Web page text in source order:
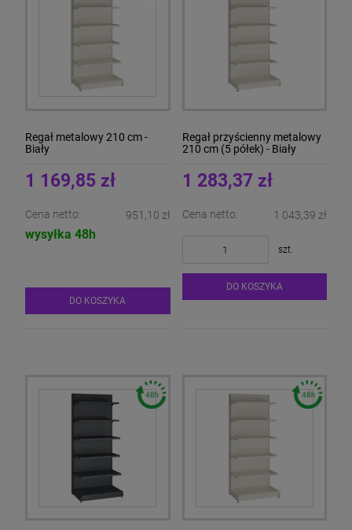
Regał metalowy 210 cm -
Biały
1 169,85 zł
Cena netto: 951,10 zł
wysyłka 48h
DO KOSZYKA
Regał przyścienny metalowy
210 cm (5 półek) - Biały
1 283,37 zł
Cena netto: 1 043,39 zł
szt.
DO KOSZYKA